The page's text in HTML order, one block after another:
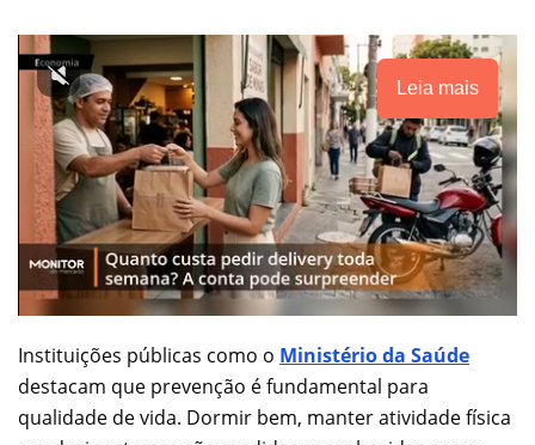
Leia mais
Instituições públicas como o Ministério da Saúde
destacam que prevenção é fundamental para
qualidade de vida. Dormir bem, manter atividade física